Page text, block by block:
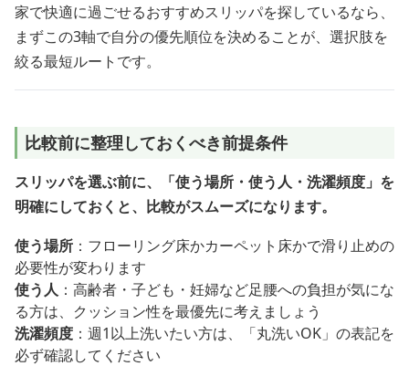
家で快適に過ごせるおすすめスリッパを探しているなら、
まずこの3軸で自分の優先順位を決めることが、選択肢を
絞る最短ルートです。
比較前に整理しておくべき前提条件
スリッパを選ぶ前に、「使う場所・使う人・洗濯頻度」を
明確にしておくと、比較がスムーズになります。
使う場所 ：フローリング床かカーペット床かで滑り止めの
必要性が変わります
使う人 ：高齢者・子ども・妊婦など足腰への負担が気にな
る方は、クッション性を最優先に考えましょう
洗濯頻度 ：週1以上洗いたい方は、「丸洗いOK」の表記を
必ず確認してください